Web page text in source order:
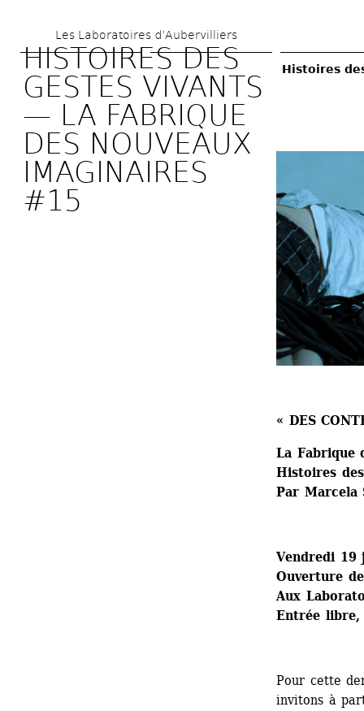
au
contenu
principal
Les Laboratoires d’Aubervilliers
HISTOIRES DES
GESTES VIVANTS
— LA FABRIQUE
DES NOUVEAUX
IMAGINAIRES
#15
Histoires
« DES
La Fabrique
Histoires
Par Marcela
Vendredi 19
Ouverture
Aux
Entrée
Pour cette
invitons à